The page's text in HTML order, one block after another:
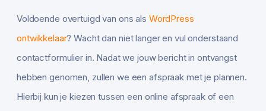
Voldoende overtuigd van ons als WordPress
ontwikkelaar? Wacht dan niet langer en vul onderstaand
contactformulier in. Nadat we jouw bericht in ontvangst
hebben genomen, zullen we een afspraak met je plannen.
Hierbij kun je kiezen tussen een online afspraak of een